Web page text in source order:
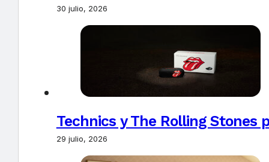
30 julio, 2026
Technics y The Rolling Stones
29 julio, 2026